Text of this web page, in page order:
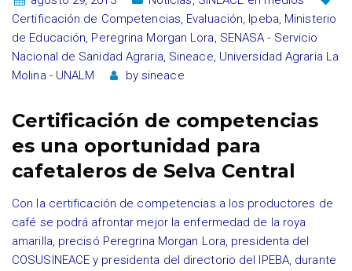
Certificación de Competencias, Evaluación, Ipeba, Ministerio
de Educación, Peregrina Morgan Lora, SENASA - Servicio
Nacional de Sanidad Agraria, Sineace, Universidad Agraria La
Molina - UNALM
by sineace
Certificación de competencias
es una oportunidad para
cafetaleros de Selva Central
Con la certificación de competencias a los productores de
café se podrá afrontar mejor la enfermedad de la roya
amarilla, precisó Peregrina Morgan Lora, presidenta del
COSUSINEACE y presidenta del directorio del IPEBA, durante